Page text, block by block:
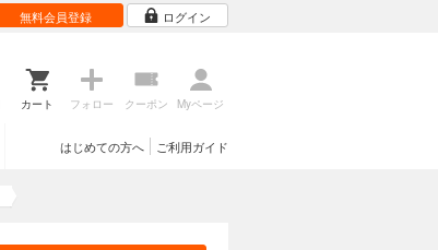
無料会員登録 ログイン
カート フォロー クーポン Myページ
ご利用ガイド
はじめての方へ